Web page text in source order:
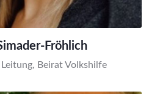
Fröhlich
Leitung, Beirat Volkshilfe